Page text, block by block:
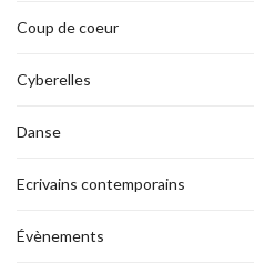
Coup de coeur
Cyberelles
Danse
Ecrivains contemporains
Évènements